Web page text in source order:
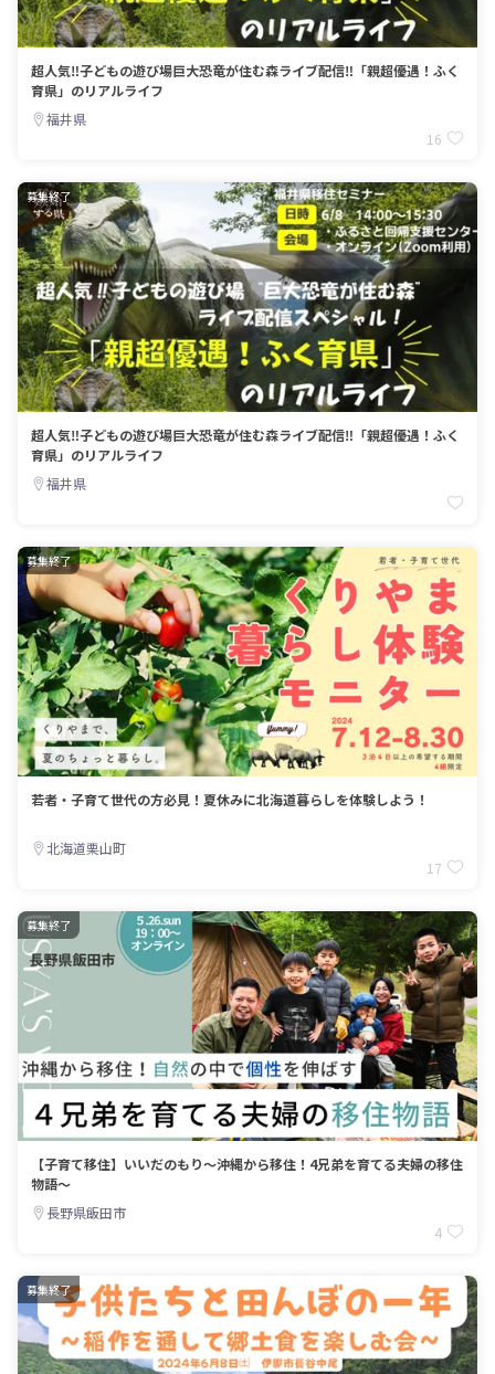
超人気‼子どもの遊び場巨大恐竜が住む森ライブ配信‼「親超優遇！ふく
育県」のリアルライフ
福井県
16
募集終了
超人気‼子どもの遊び場巨大恐竜が住む森ライブ配信‼「親超優遇！ふく
育県」のリアルライフ
福井県
募集終了
若者・子育て世代の方必見！夏休みに北海道暮らしを体験しよう！
北海道栗山町
17
募集終了
【子育て移住】いいだのもり〜沖縄から移住！4兄弟を育てる夫婦の移住
物語〜
長野県飯田市
4
募集終了